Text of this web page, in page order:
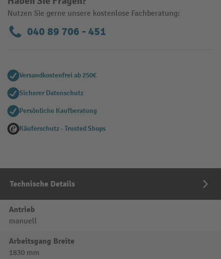
Nutzen Sie gerne unsere kostenlose Fachberatung:
040 89 706 - 451
Versandkostenfrei ab 250€
Sicherer Datenschutz
Persönliche Kaufberatung
Käuferschutz - Trusted Shops
Technische Details
Antrieb
manuell
Arbeitsgang Breite
1830 mm